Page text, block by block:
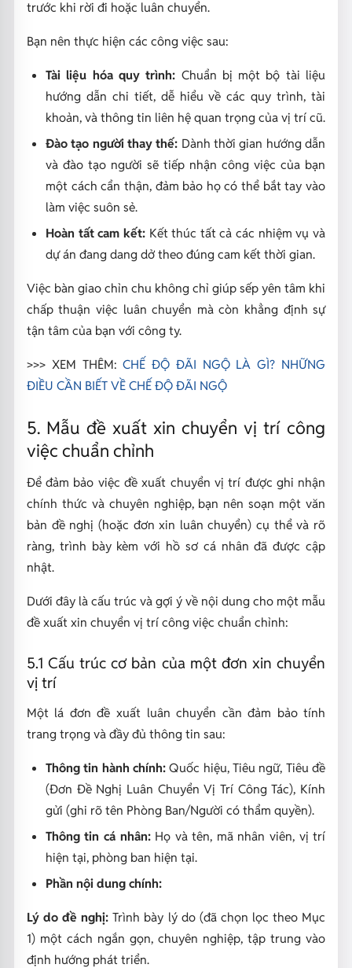
trước khi rời đi hoặc luân chuyển.
Bạn nên thực hiện các công việc sau:
Tài liệu hóa quy trình: Chuẩn bị một bộ tài liệu
hướng dẫn chi tiết, dễ hiểu về các quy trình, tài
khoản, và thông tin liên hệ quan trọng của vị trí cũ.
Đào tạo người thay thế: Dành thời gian hướng dẫn
và đào tạo người sẽ tiếp nhận công việc của bạn
một cách cẩn thận, đảm bảo họ có thể bắt tay vào
làm việc suôn sẻ.
Hoàn tất cam kết:Kết thúc tất cả các nhiệm vụ và
dự án đang dang dở theo đúng cam kết thời gian.
Việc bàn giao chỉn chu không chỉ giúp sếp yên tâm khi
chấp thuận việc luân chuyển mà còn khẳng định sự
tận tâm của bạn với công ty.
>>> XEM THÊM: CHẾ ĐỘ ĐÃI NGỘ LÀ GÌ? NHỮNG
ĐIỀU CẦN BIẾT VỀ CHẾ ĐỘ ĐÃI NGỘ
5. Mẫu đề xuất xin chuyển vị trí công
việc chuẩn chỉnh
Để đảm bảo việc đề xuất chuyển vị trí được ghi nhận
chính thức và chuyên nghiệp, bạn nên soạn một văn
bản đề nghị (hoặc đơn xin luân chuyển) cụ thể và rõ
ràng, trình bày kèm với hồ sơ cá nhân đã được cập
nhật.
Dưới đây là cấu trúc và gợi ý về nội dung cho một mẫu
đề xuất xin chuyển vị trí công việc chuẩn chỉnh:
5.1 Cấu trúc cơ bản của một đơn xin chuyển
vị trí
Một lá đơn đề xuất luân chuyển cần đảm bảo tính
trang trọng và đầy đủ thông tin sau:
Thông tin hành chính:Quốc hiệu, Tiêu ngữ, Tiêu đề
(Đơn Đề Nghị Luân Chuyển Vị Trí Công Tác), Kính
gửi (ghi rõ tên Phòng Ban/Người có thẩm quyền).
Thông tin cá nhân:Họ và tên, mã nhân viên, vị trí
hiện tại, phòng ban hiện tại.
Phần nội dung chính:
Lý do đề nghị: Trình bày lý do (đã chọn lọc theo Mục
1) một cách ngắn gọn, chuyên nghiệp, tập trung vào
định hướng phát triển.